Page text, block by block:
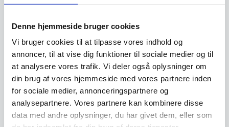
Denne hjemmeside bruger cookies
Vi bruger cookies til at tilpasse vores indhold og
annoncer, til at vise dig funktioner til sociale medier og til
at analysere vores trafik. Vi deler også oplysninger om
din brug af vores hjemmeside med vores partnere inden
for sociale medier, annonceringspartnere og
analysepartnere. Vores partnere kan kombinere disse
data med andre oplysninger, du har givet dem, eller som
samarbejdspartnere. Du findes vores beregner
og ansøgningsskema her:
Beregn og ansøg her
Har du spørgsmål til varen? Klik her